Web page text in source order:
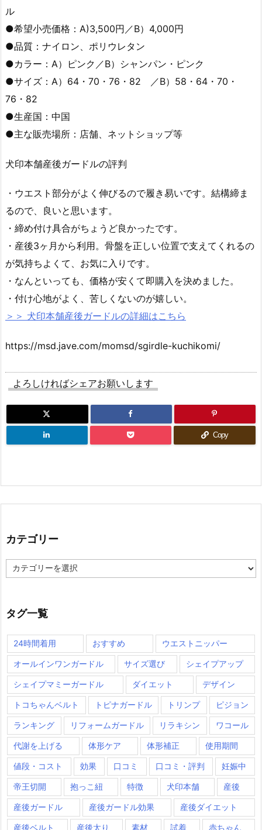
ル
●希望小売価格：A)3,500円／B）4,000円
●品質：ナイロン、ポリウレタン
●カラー：A）ピンク／B）シャンパン・ピンク
●サイズ：A）64・70・76・82 ／B）58・64・70・
76・82
●生産国：中国
●主な販売場所：店舗、ネットショップ等
犬印本舗産後ガードルの評判
・ウエスト部分がよく伸びるので履き易いです。結構締ま
るので、良いと思います。
・締め付け具合がちょうど良かったです。
・産後3ヶ月から利用。骨盤を正しい位置で支えてくれるの
が気持ちよくて、お気に入りです。
・なんといっても、価格が安くて即購入を決めました。
・付け心地がよく、苦しくないのが嬉しい。
＞＞ 犬印本舗産後ガードルの詳細はこちら
https://msd.jave.com/momsd/sgirdle-kuchikomi/
よろしければシェアお願いします
Copy
カテゴリー
テ
ー
タグ一覧
24時間着用 おすすめ ウエストニッパー
オールインワンガードル サイズ選び シェイプアップ
シェイプマミーガードル ダイエット デザイン
トコちゃんベルト トピナガードル トリンプ ピジョン
ランキング リフォームガードル リラキシン ワコール
代謝を上げる 体形ケア 体形補正 使用期間
値段・コスト 効果 口コミ 口コミ・評判 妊娠中
帝王切開 抱っこ紐 特徴 犬印本舗 産後
産後ガードル 産後ガードル効果 産後ダイエット
産後ベルト 産後太り 素材 試着 赤ちゃん